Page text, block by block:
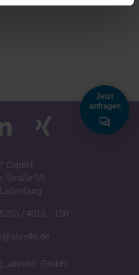
Jetzt
anfragen
GmbH
Straße 59
/ 4016 - 150
„alivello“ GmbH